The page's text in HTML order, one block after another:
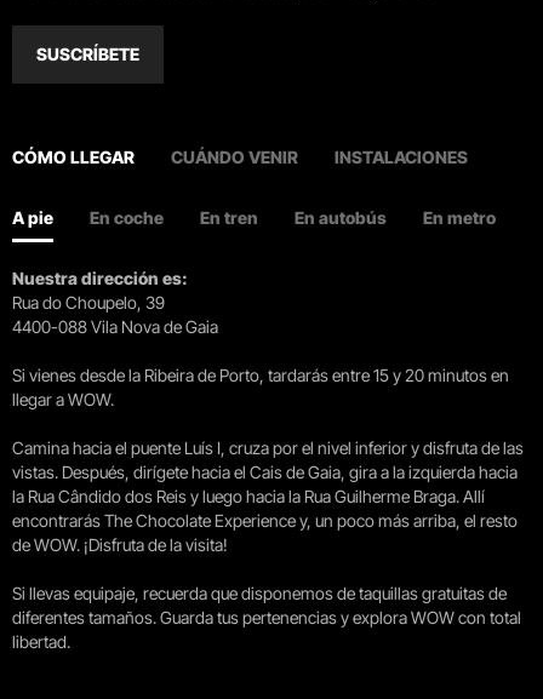
SUSCRÍBETE
CÓMO LLEGAR CUÁNDO VENIR INSTALACIONES
A pie En coche En tren En autobús En metro
Nuestra dirección es:
Rua do Choupelo, 39
4400-088 Vila Nova de Gaia
Si vienes desde la Ribeira de Porto, tardarás entre 15 y 20 minutos en
llegar a WOW.
Camina hacia el puente Luís I, cruza por el nivel inferior y disfruta de las
vistas. Después, dirígete hacia el Cais de Gaia, gira a la izquierda hacia
la Rua Cândido dos Reis y luego hacia la Rua Guilherme Braga. Allí
encontrarás The Chocolate Experience y, un poco más arriba, el resto
de WOW. ¡Disfruta de la visita!
Si llevas equipaje, recuerda que disponemos de taquillas gratuitas de
diferentes tamaños. Guarda tus pertenencias y explora WOW con total
libertad.